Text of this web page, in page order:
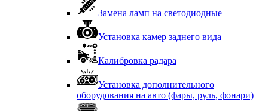
Замена ламп на светодиодные
Установка камер заднего вида
Калибровка радара
Установка дополнительного
оборудования на авто (фары, руль, фонари)